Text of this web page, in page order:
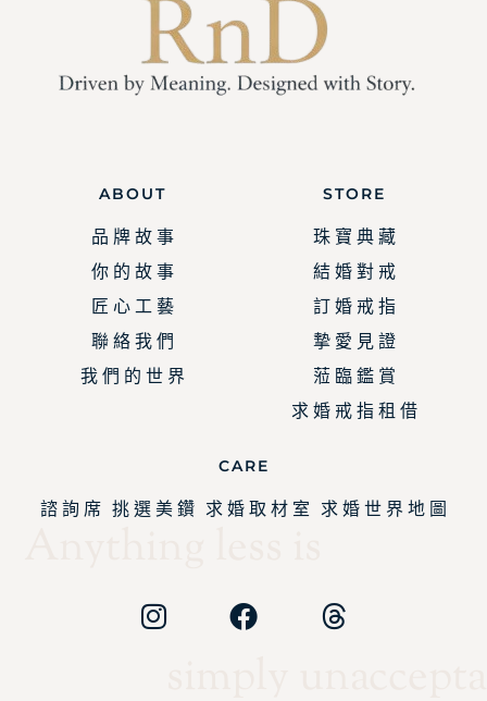
ABOUT
品 牌 故 事
你 的 故 事
匠 心 工 藝
聯 絡 我 們
我 們 的 世 界
STORE
珠 寶 典 藏
結 婚 對 戒
訂 婚 戒 指
摯 愛 見 證
蒞 臨 鑑 賞
求 婚 戒 指 租 借
CARE
諮 詢 席 挑 選 美 鑽 求 婚 取 材 室 求 婚 世 界 地 圖